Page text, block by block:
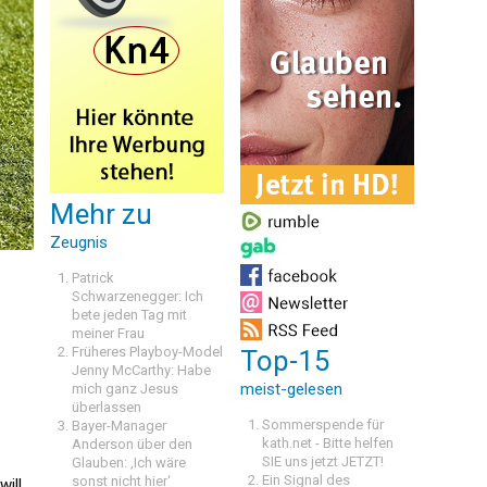
Mehr zu
Zeugnis
Patrick
Schwarzenegger: Ich
bete jeden Tag mit
meiner Frau
Früheres Playboy-Model
Jenny McCarthy: Habe
mich ganz Jesus
überlassen
Bayer-Manager
Anderson über den
Glauben: ‚Ich wäre
sonst nicht hier‘
Top-15
meist-gelesen
Sommerspende für
kath.net - Bitte helfen
SIE uns jetzt JETZT!
Ein Signal des